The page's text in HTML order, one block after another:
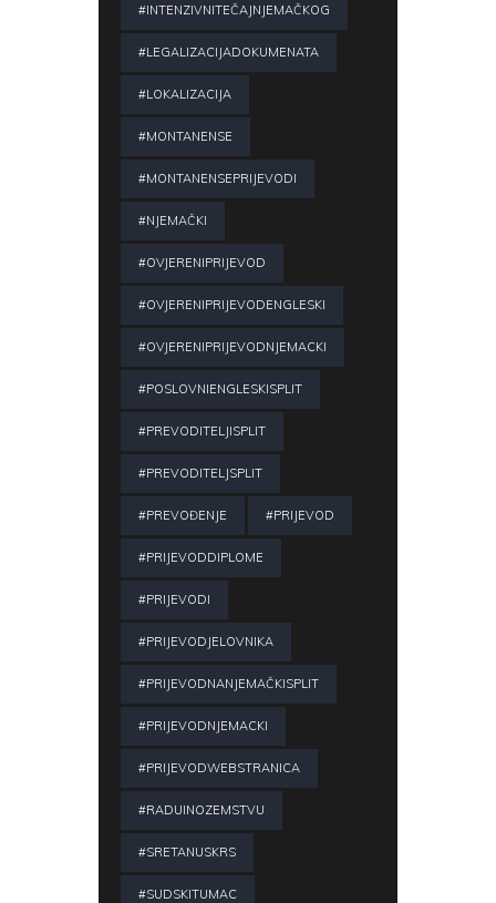
#INTENZIVNITEČAJNJEMAČKOG
#LEGALIZACIJADOKUMENATA
#LOKALIZACIJA
#MONTANENSE
#MONTANENSEPRIJEVODI
#NJEMAČKI
#OVJERENIPRIJEVOD
#OVJERENIPRIJEVODENGLESKI
#OVJERENIPRIJEVODNJEMACKI
#POSLOVNIENGLESKISPLIT
#PREVODITELJISPLIT
#PREVODITELJSPLIT
#PREVOĐENJE #PRIJEVOD
#PRIJEVODDIPLOME
#PRIJEVODI
#PRIJEVODJELOVNIKA
#PRIJEVODNANJEMAČKISPLIT
#PRIJEVODNJEMACKI
#PRIJEVODWEBSTRANICA
#RADUINOZEMSTVU
#SRETANUSKRS
#SUDSKITUMAC